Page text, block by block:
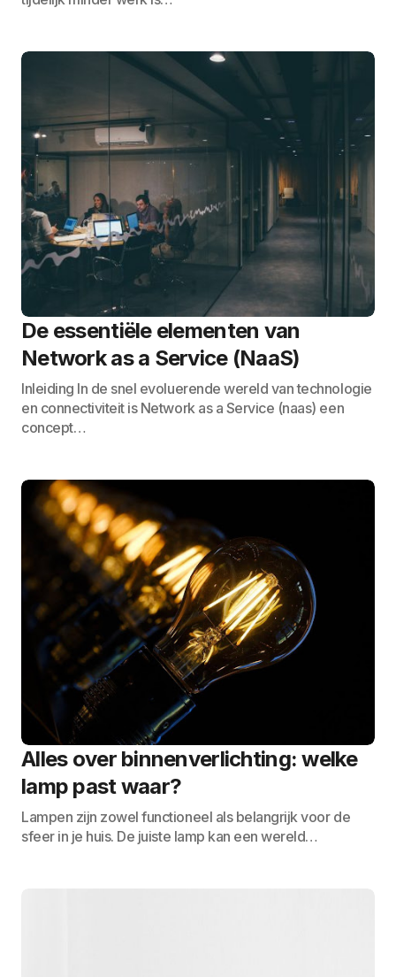
De essentiële elementen van
Network as a Service (NaaS)
Inleiding In de snel evoluerende wereld van technologie
en connectiviteit is Network as a Service (naas) een
concept…
Alles over binnenverlichting: welke
lamp past waar?
Lampen zijn zowel functioneel als belangrijk voor de
sfeer in je huis. De juiste lamp kan een wereld…